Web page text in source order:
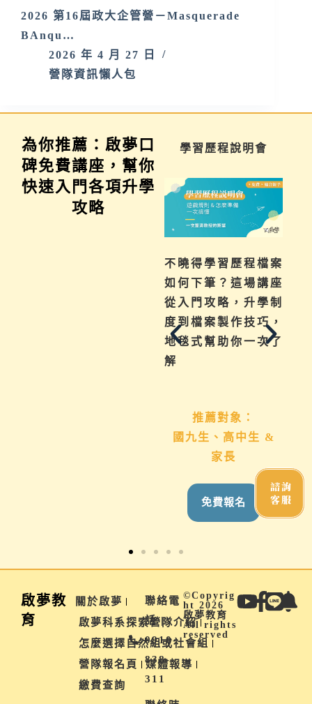
2026 第16屆政大企管營－Masquerade
BAnqu…
2026 年 4 月 27 日
營隊資訊懶人包
為你推薦：啟夢口
碑免費講座，幫你
快速入門各項升學
攻略
家長講座 學習歷程說明會
不曉得學習歷程檔案
如何下筆？這場講座
從入門攻略，升學制
度到檔案製作技巧，
地毯式幫助你一次了
推薦對象：
國九生、高中生 &
家長
免費報名
啟夢教
育
關於啟夢
啟夢科系探索營隊介紹
怎麼選擇自然組或社會組
營隊報名頁
媒體報導
繳費查詢
聯絡電
話 |
0910-
838-
311
©Copyrig
ht 2026
啟夢教育
All rights
reserved
諮詢
客服